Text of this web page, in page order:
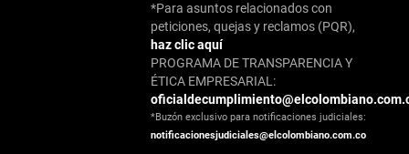
*Para asuntos relacionados con
peticiones, quejas y reclamos (PQR),
haz clic aquí
PROGRAMA DE TRANSPARENCIA Y
ÉTICA EMPRESARIAL:
*Buzón exclusivo para notificaciones judiciales:
notificacionesjudiciales@elcolombiano.com.co